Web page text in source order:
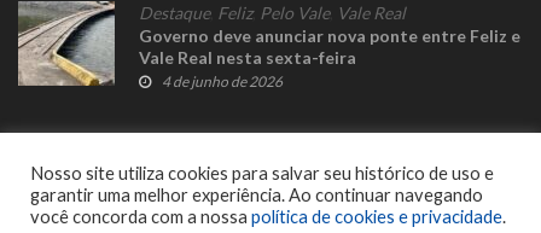
Destaque, Feliz, Pelo Vale, Vale Real
Governo deve anunciar nova ponte entre Feliz e
Vale Real nesta sexta-feira
4 de junho de 2026
Nosso site utiliza cookies para salvar seu histórico de uso e
garantir uma melhor experiência. Ao continuar navegando
você concorda com a nossa política de cookies e privacidade.